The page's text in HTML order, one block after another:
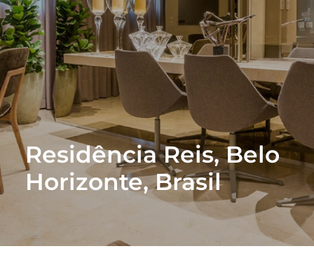
Residência Reis, Belo
Horizonte, Brasil